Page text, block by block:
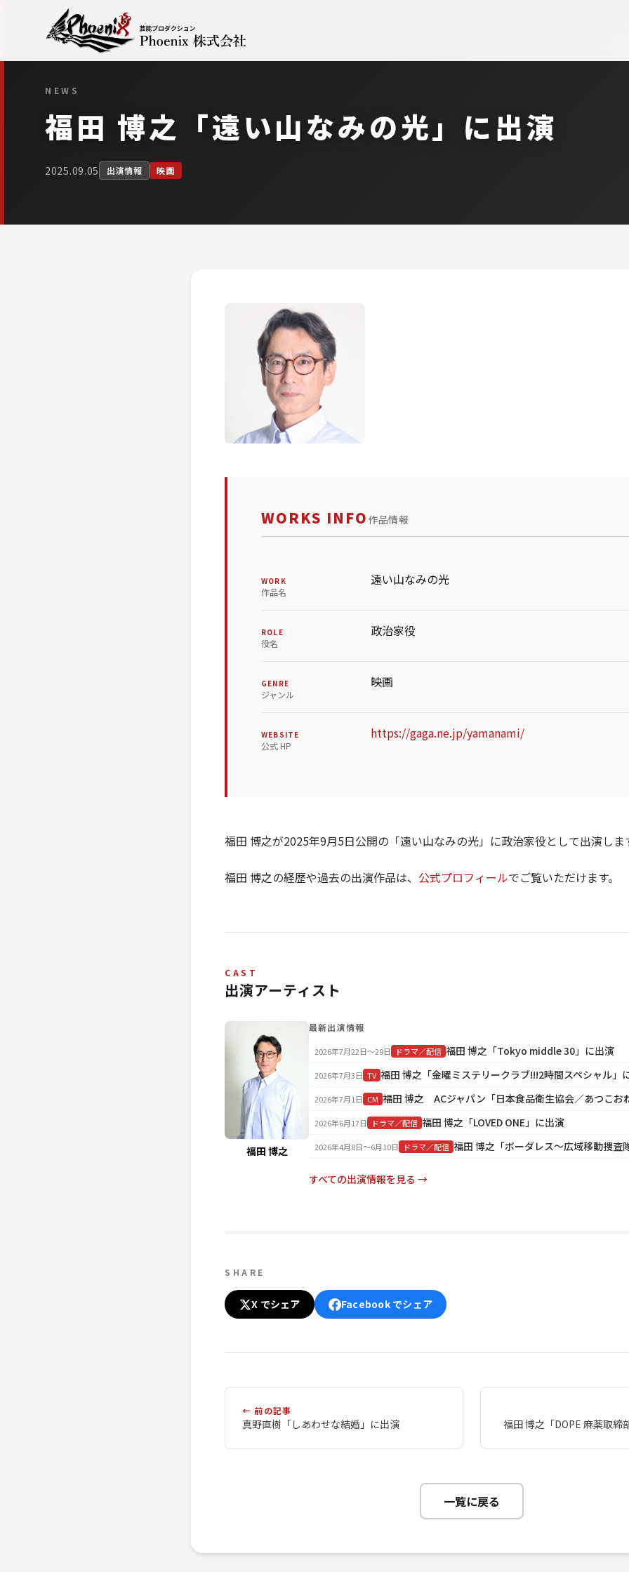
NEWS
福田 博之「遠い山なみの光」に出演
2025.09.05 出演情報 映画
WORKS INFO 作品情報
WORK
作品名
遠い山なみの光
ROLE
役名
政治家役
GENRE
ジャンル
映画
WEBSITE
公式 HP
https://gaga.ne.jp/yamanami/
福田 博之が2025年9月5日公開の「遠い山なみの光」に政治家役として出演しま
福田 博之の経歴や過去の出演作品は、 公式プロフィールでご覧いただけます。
CAST
出演アーティスト
福田 博之
最新出演情報
2026年7月22日〜29日 ドラマ／配信 福田 博之「Tokyo middle 30」に出演
2026年7月3日 TV 福田 博之「金曜ミステリークラブ!!!2時間スペシャル」
2026年7月1日 CM
2026年6月17日 ドラマ／配信 福田 博之「LOVED ONE」に出演
2026年4月8日〜6月10日 ドラマ／配信 福田 博之「ボーダレス～広域移動捜査
すべての出演情報を見る →
SHARE
X でシェア Facebook でシェア
← 前の記事
真野直樹「しあわせな結婚」に出演 福田 博之「DOPE 麻薬取締
一覧に戻る